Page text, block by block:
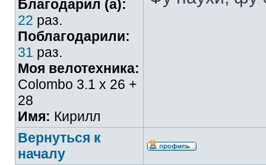
Благодарил (а):
22 раз.
Поблагодарили:
31 раз.
Моя велотехника:
Colombo 3.1 х 26 +
28
Имя: Кирилл
Вернуться к
началу